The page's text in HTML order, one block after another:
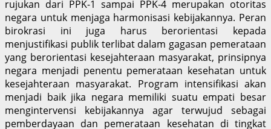
rujukan dari PPK-1 sampai PPK-4 merupakan otoritas
negara untuk menjaga harmonisasi kebijakannya. Peran
birokrasi ini juga harus berorientasi kepada
menjustifikasi publik terlibat dalam gagasan pemerataan
yang berorientasi kesejahteraan masyarakat, prinsipnya
negara menjadi penentu pemerataan kesehatan untuk
kesejahteraan masyarakat. Program intensifikasi akan
menjadi baik jika negara memiliki suatu empati besar
mengintervensi kebijakannya agar terwujud sebagai
pemberdayaan dan pemerataan kesehatan di tingkat